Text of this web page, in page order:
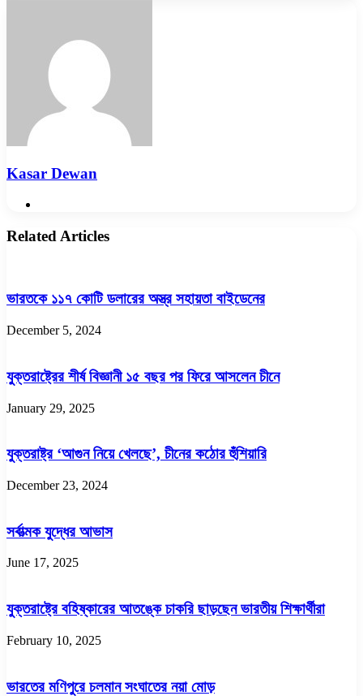
Kasar Dewan
Related Articles
ভারতকে ১১৭ কোটি ডলারের অস্ত্র সহায়তা বাইডেনের
December 5, 2024
যুক্তরাষ্ট্রের শীর্ষ বিজ্ঞানী ১৫ বছর পর ফিরে আসলেন চীনে
January 29, 2025
যুক্তরাষ্ট্র ‘আগুন নিয়ে খেলছে’, চীনের কঠোর হুঁশিয়ারি
December 23, 2024
সর্বাত্মক যুদ্ধের আভাস
June 17, 2025
যুক্তরাষ্ট্রে বহিষ্কারের আতঙ্কে চাকরি ছাড়ছেন ভারতীয় শিক্ষার্থীরা
February 10, 2025
ভারতের মণিপুরে চলমান সংঘাতের নয়া মোড়